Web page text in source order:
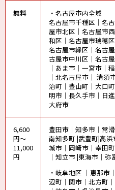
無料
・名古屋市内全域
名古屋市千種区｜名
屋市北区｜名古屋市
和区｜名古屋市瑞穂
名古屋市緑区｜名古
古屋市中川区｜名古
｜あま市｜一宮市｜
｜北名古屋市｜ 清須
治町｜豊山町｜大口
明市｜長久手市｜日
大府市
6,600
円～
11,000
円
豊田市｜知多市｜常
南知多町 |武豊町|高
城市｜岡崎市｜幸田
｜知立市 |東海市｜
・岐阜地区 ｜恵那市
辺町｜関市｜北方町